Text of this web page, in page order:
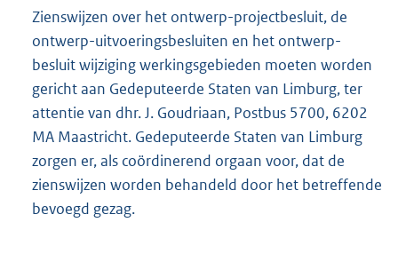
Zienswijzen over het ontwerp-projectbesluit, de
ontwerp-uitvoeringsbesluiten en het ontwerp-
besluit wijziging werkingsgebieden moeten worden
gericht aan Gedeputeerde Staten van Limburg, ter
attentie van dhr. J. Goudriaan, Postbus 5700, 6202
MA Maastricht. Gedeputeerde Staten van Limburg
zorgen er, als coördinerend orgaan voor, dat de
zienswijzen worden behandeld door het betreffende
bevoegd gezag.